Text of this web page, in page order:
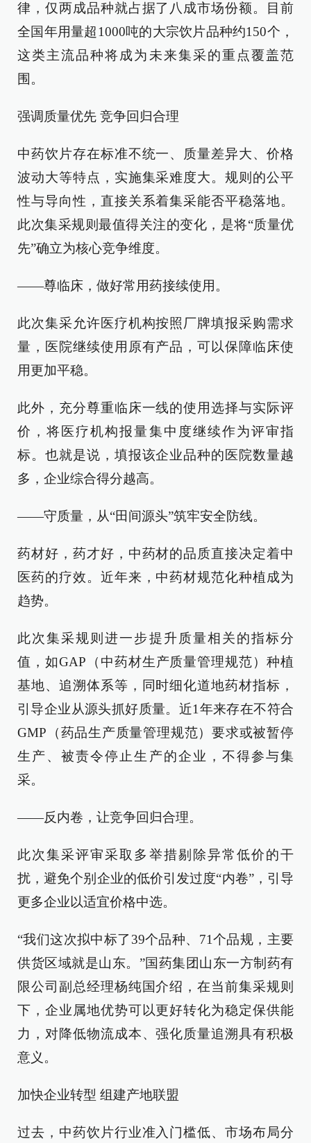
律，仅两成品种就占据了八成市场份额。目前
全国年用量超1000吨的大宗饮片品种约150个，
这类主流品种将成为未来集采的重点覆盖范
围。
强调质量优先 竞争回归合理
中药饮片存在标准不统一、质量差异大、价格
波动大等特点，实施集采难度大。规则的公平
性与导向性，直接关系着集采能否平稳落地。
此次集采规则最值得关注的变化，是将“质量优
先”确立为核心竞争维度。
——尊临床，做好常用药接续使用。
此次集采允许医疗机构按照厂牌填报采购需求
量，医院继续使用原有产品，可以保障临床使
用更加平稳。
此外，充分尊重临床一线的使用选择与实际评
价，将医疗机构报量集中度继续作为评审指
标。也就是说，填报该企业品种的医院数量越
多，企业综合得分越高。
——守质量，从“田间源头”筑牢安全防线。
药材好，药才好，中药材的品质直接决定着中
医药的疗效。近年来，中药材规范化种植成为
趋势。
此次集采规则进一步提升质量相关的指标分
值，如GAP（中药材生产质量管理规范）种植
基地、追溯体系等，同时细化道地药材指标，
引导企业从源头抓好质量。近1年来存在不符合
GMP（药品生产质量管理规范）要求或被暂停
生产、被责令停止生产的企业，不得参与集
采。
——反内卷，让竞争回归合理。
此次集采评审采取多举措剔除异常低价的干
扰，避免个别企业的低价引发过度“内卷”，引导
更多企业以适宜价格中选。
“我们这次拟中标了39个品种、71个品规，主要
供货区域就是山东。”国药集团山东一方制药有
限公司副总经理杨纯国介绍，在当前集采规则
下，企业属地优势可以更好转化为稳定保供能
力，对降低物流成本、强化质量追溯具有积极
意义。
加快企业转型 组建产地联盟
过去，中药饮片行业准入门槛低、市场布局分